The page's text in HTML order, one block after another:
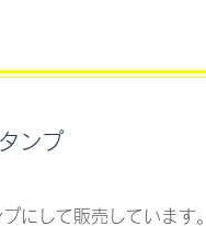
ンプ
にして販売しています。